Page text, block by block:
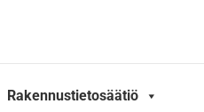
Rakennustietosäätiö